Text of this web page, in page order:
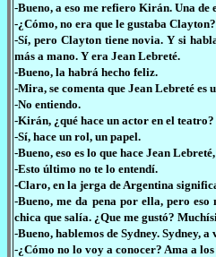
-Bueno, a eso me refiero Kirán. Una de
-¿Cómo, no era que le gustaba Clayton?
-Sí, pero Clayton tiene novia. Y si
más a mano. Y era Jean Lebreté.
-Bueno, la habrá hecho feliz.
-Mira, se comenta que Jean Lebreté es
-No entiendo.
-Kirán, ¿qué hace un actor en el teatro?
-Sí, hace un rol, un papel.
-Bueno, eso es lo que hace Jean
-Esto último no te lo entendí.
-Claro, en la jerga de Argentina
-Bueno, me da pena por ella, pero
chica que salía. ¿Que me gustó?
-Bueno, hablemos de Sydney. Sydney,
-¿Cómo no lo voy a conocer? Ama a